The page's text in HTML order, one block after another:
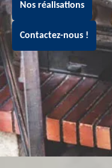
Nos réalisations
Contactez-nous !